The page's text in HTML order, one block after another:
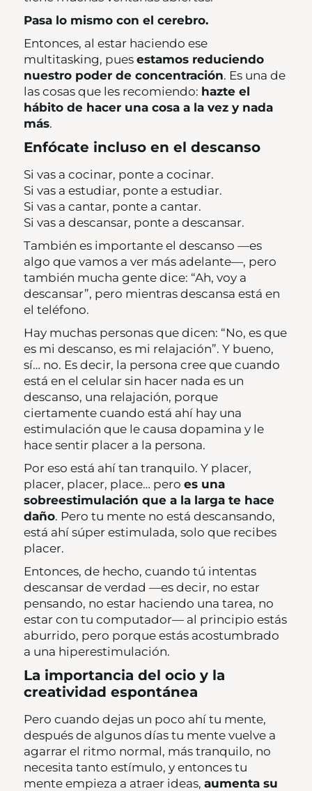
Pasa lo mismo con el cerebro.
Entonces, al estar haciendo ese
multitasking, pues estamos reduciendo
nuestro poder de concentración. Es una de
las cosas que les recomiendo: hazte el
hábito de hacer una cosa a la vez y nada
más.
Enfócate incluso en el descanso
Si vas a cocinar, ponte a cocinar.
Si vas a estudiar, ponte a estudiar.
Si vas a cantar, ponte a cantar.
Si vas a descansar, ponte a descansar.
También es importante el descanso —es
algo que vamos a ver más adelante—, pero
también mucha gente dice: “Ah, voy a
descansar”, pero mientras descansa está en
el teléfono.
Hay muchas personas que dicen: “No, es que
es mi descanso, es mi relajación”. Y bueno,
sí… no. Es decir, la persona cree que cuando
está en el celular sin hacer nada es un
descanso, una relajación, porque
ciertamente cuando está ahí hay una
estimulación que le causa dopamina y le
hace sentir placer a la persona.
Por eso está ahí tan tranquilo. Y placer,
placer, placer, place… pero es una
sobreestimulación que a la larga te hace
daño. Pero tu mente no está descansando,
está ahí súper estimulada, solo que recibes
placer.
Entonces, de hecho, cuando tú intentas
descansar de verdad —es decir, no estar
pensando, no estar haciendo una tarea, no
estar con tu computador— al principio estás
aburrido, pero porque estás acostumbrado
a una hiperestimulación.
La importancia del ocio y la
creatividad espontánea
Pero cuando dejas un poco ahí tu mente,
después de algunos días tu mente vuelve a
agarrar el ritmo normal, más tranquilo, no
necesita tanto estímulo, y entonces tu
mente empieza a atraer ideas, aumenta su